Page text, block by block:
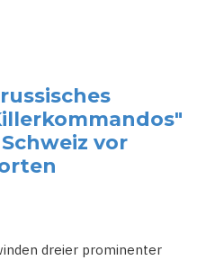
vor
dreier prominenter